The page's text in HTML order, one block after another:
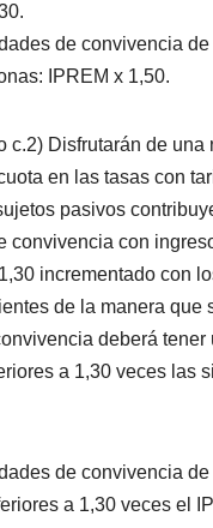
de convivencia de
IPREM x 1,50.
c.2) Disfrutarán de una
en las tasas con
pasivos
convivencia con
incrementado con
de la manera que
deberá tener
a 1,30 veces las
de convivencia de
a 1,30 veces el